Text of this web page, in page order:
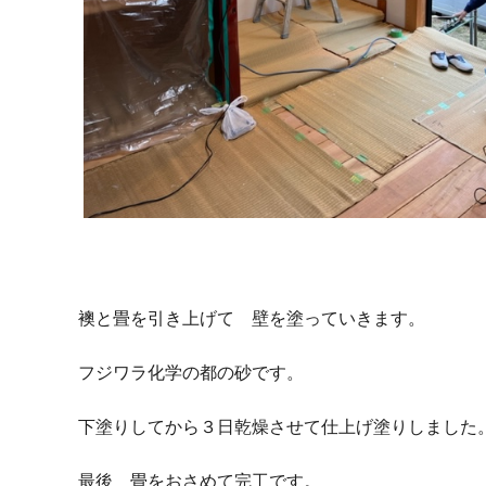
襖と畳を引き上げて 壁を塗っていきます。
フジワラ化学の都の砂です。
下塗りしてから３日乾燥させて仕上げ塗りしました
最後 畳をおさめて完工です。